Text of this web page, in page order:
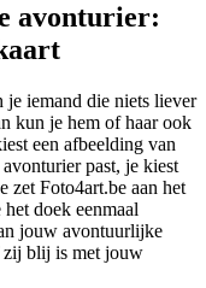
avonturier:
je iemand die niets liever
kun je hem of haar ook
een afbeelding van
past, je kiest
zet Foto4art.be aan het
doek eenmaal
jouw avontuurlijke
zij blij is met jouw